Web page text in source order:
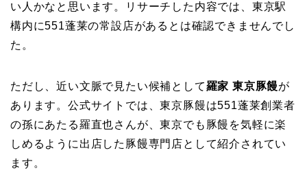
い人かなと思います。リサーチした内容では、東京駅
構内に551蓬莱の常設店があるとは確認できませんでし
た。
ただし、近い文脈で見たい候補として羅家 東京豚饅が
あります。公式サイトでは、東京豚饅は551蓬莱創業者
の孫にあたる羅直也さんが、東京でも豚饅を気軽に楽
しめるように出店した豚饅専門店として紹介されてい
ます。